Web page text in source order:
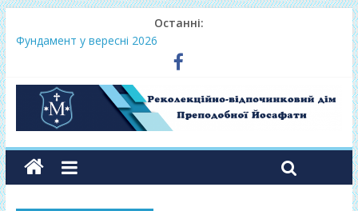
Останні:
Фундамент у вересні 2026
Одноденні реколекції «Таємниця Слова – від слухання до
Фундамент у грудні 2026
Lectio Divina – єв.Матея 2026
Нове життя в Христі – осінь 2026